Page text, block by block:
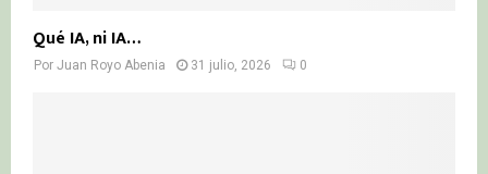
Qué IA, ni IA…
Por Juan Royo Abenia 31 julio, 2026 0